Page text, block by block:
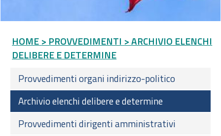
HOME > PROVVEDIMENTI > ARCHIVIO ELENCHI
DELIBERE E DETERMINE
Provvedimenti organi indirizzo-politico
Archivio elenchi delibere e determine
Provvedimenti dirigenti amministrativi